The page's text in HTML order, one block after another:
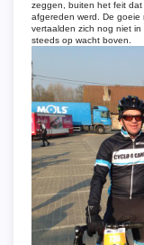
zeggen, buiten het feit
afgereden werd. De
vertaalden zich nog niet
steeds op wacht boven.